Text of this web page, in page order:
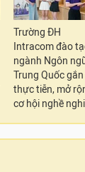
Trường ĐH
Intracom đào
ngành Ngôn
Trung Quốc
thực tiễn, mở
cơ hội nghề